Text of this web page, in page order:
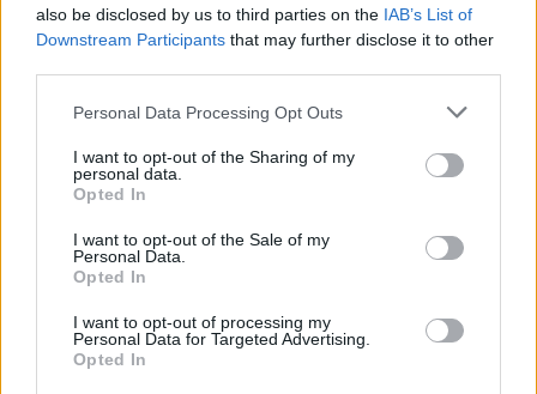
also be disclosed by us to third parties on the IAB’s List of
Downstream Participants that may further disclose it to other
Please note that this website/app uses one or more Google
not limited to your visit or usage behaviour. You may click to
grant or deny consent to Google and its third-party tags to
use your data for below specified purposes in below Google
consent section.
Personal Data Processing Opt Outs
I want to opt-out of the Sharing of my
personal data.
Opted In
I want to opt-out of the Sale of my
Personal Data.
Opted In
I want to opt-out of processing my
Personal Data for Targeted Advertising.
Opted In
#THE VOICE # RTL #VIDEÓ #KOVÁCS ALIZ
Népszerű